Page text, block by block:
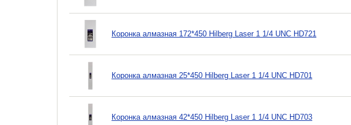
Коронка алмазная 172*450 Hilberg Laser 1 1/4 UNC HD721
Коронка алмазная 25*450 Hilberg Laser 1 1/4 UNC HD701
Коронка алмазная 42*450 Hilberg Laser 1 1/4 UNC HD703